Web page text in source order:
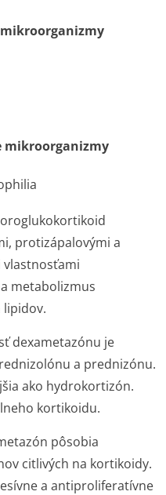
mikroorganizmy
protizápalovými a
metabolizmus
dexametazónu je
a prednizónu.
ako hydrokortizón.
kortikoidu.
pôsobia
citlivých na kortikoidy.
a antiproliferatívne